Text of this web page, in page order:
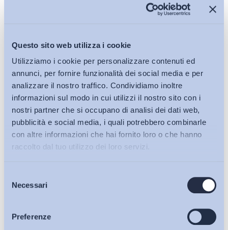
Questo sito web utilizza i cookie
Utilizziamo i cookie per personalizzare contenuti ed
annunci, per fornire funzionalità dei social media e per
analizzare il nostro traffico. Condividiamo inoltre
informazioni sul modo in cui utilizzi il nostro sito con i
nostri partner che si occupano di analisi dei dati web,
pubblicità e social media, i quali potrebbero combinarle
con altre informazioni che hai fornito loro o che hanno
raccolto dal tuo utilizzo dei loro servizi.
delNecessari
Preferenze
Bollettini ADAPT
Articoli